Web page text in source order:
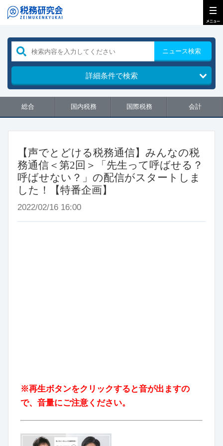
ニュース検索
詳細条件で検索
総合 国内税務 国際税務 会計
【声でとどける税務通信】みんなの税
務通信＜第2回＞「先生って呼ばせる？
呼ばせない？」の配信がスタートしま
した！【特番企画】
2022/02/16 16:00
※再生ボタンをクリックすると音が出ますの
で、音量にご注意ください。